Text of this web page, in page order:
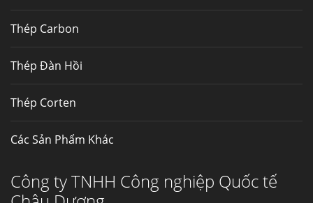
Thép Carbon
Thép Đàn Hồi
Thép Corten
Các Sản Phẩm Khác
Công ty TNHH Công nghiệp Quốc tế